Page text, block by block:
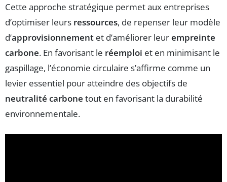
Cette approche stratégique permet aux entreprises
d’optimiser leurs ressources, de repenser leur modèle
d’approvisionnement et d’améliorer leurempreinte
carbone. En favorisant le réemploi et en minimisant le
gaspillage, l’économie circulaire s’affirme comme un
levier essentiel pour atteindre des objectifs de
neutralité carbone tout en favorisant la durabilité
environnementale.